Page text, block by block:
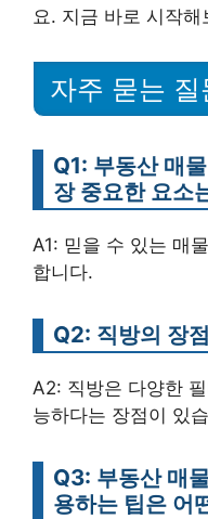
요. 지금 바로 시작해
자주 묻는 질
Q1: 부동산 매
장 중요한 요소
A1: 믿을 수 있는 매
합니다.
Q2: 직방의 장
A2: 직방은 다양한
능하다는 장점이 있
Q3: 부동산 매
용하는 팁은 어